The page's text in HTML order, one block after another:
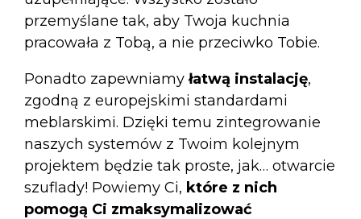
przemyślane tak, aby Twoja kuchnia
pracowała z Tobą, a nie przeciwko Tobie.
Ponadto zapewniamyłatwą instalację,
zgodną z europejskimi standardami
meblarskimi. Dzięki temu zintegrowanie
naszych systemów z Twoim kolejnym
projektem będzie tak proste, jak… otwarcie
szuflady! Powiemy Ci, które z nich
pomogą Ci zmaksymalizować